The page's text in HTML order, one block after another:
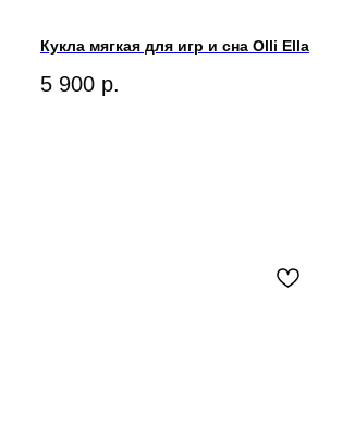
Кукла мягкая для игр и сна Olli Ella
5 900 р.